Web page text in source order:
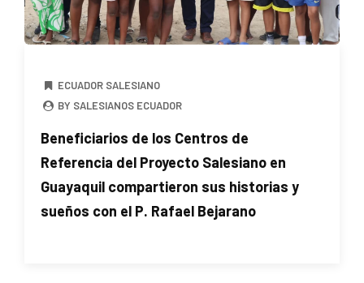
ECUADOR SALESIANO
BY SALESIANOS ECUADOR
Beneficiarios de los Centros de
Referencia del Proyecto Salesiano en
Guayaquil compartieron sus historias y
sueños con el P. Rafael Bejarano